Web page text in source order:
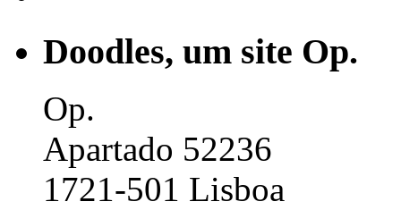
Doodles, um site Op.
Op.
Apartado 52236
1721-501 Lisboa